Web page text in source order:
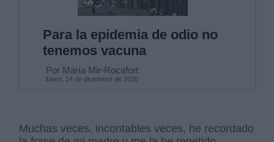
Para la epidemia de odio no
tenemos vacuna
Por María Mir-Rocafort
lunes, 14 de diciembre de 2020
Muchas veces, incontables veces, he recordado